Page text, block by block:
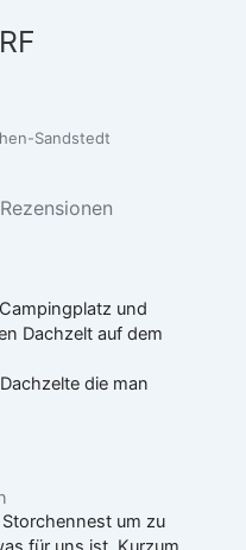
Sandstedt
und
Dachzelt auf dem
die man
um zu